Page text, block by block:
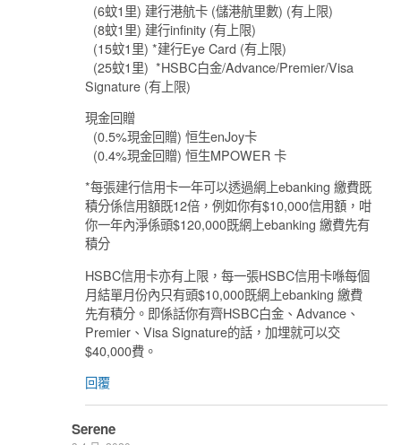
(6蚊1里) 建行港航卡 (儲港航里數) (有上限)
(8蚊1里) 建行infinity (有上限)
(15蚊1里) *建行Eye Card (有上限)
(25蚊1里) *HSBC白金/Advance/Premier/Visa
Signature (有上限)
現金回贈
(0.5%現金回贈) 恒生enJoy卡
(0.4%現金回贈) 恒生MPOWER 卡
*每張建行信用卡一年可以透過網上ebanking 繳費既
積分係信用額既12倍，例如你有$10,000信用額，咁
你一年內淨係頭$120,000既網上ebanking 繳費先有
積分
HSBC信用卡亦有上限，每一張HSBC信用卡喺每個
月結單月份內只有頭$10,000既網上ebanking 繳費
先有積分。即係話你有齊HSBC白金、Advance、
Premier、Visa Signature的話，加埋就可以交
$40,000費。
回覆
Serene